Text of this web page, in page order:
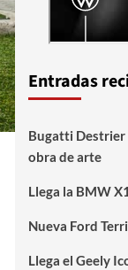
Entradas
Bugatti Destrier
obra de arte
Llega la BMW
Nueva Ford
Llega el Geely